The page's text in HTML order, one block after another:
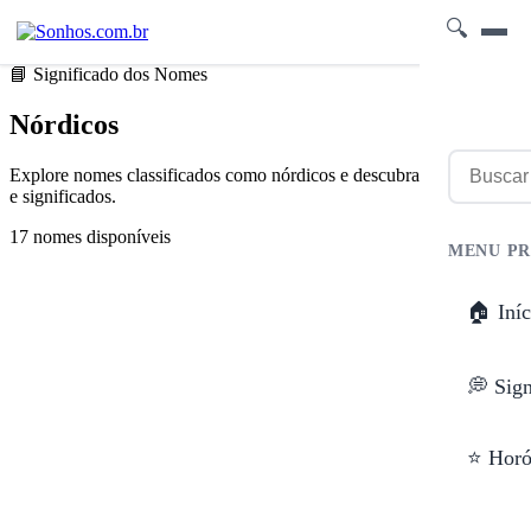
🔍
MENU
🏠
💭
⭐
📘 Significado dos Nomes
Nórdicos
Explore nomes classificados como nórdicos e descubra suas origens
e significados.
17 nomes disponíveis